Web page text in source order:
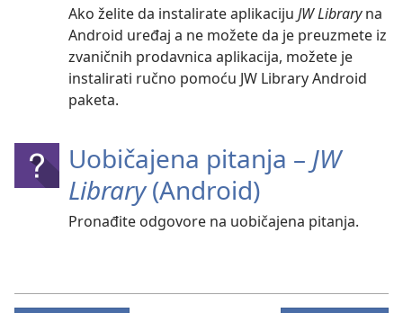
Ako želite da instalirate aplikaciju JW Libraryna
Android uređaj a ne možete da je preuzmete iz
zvaničnih prodavnica aplikacija, možete je
instalirati ručno pomoću JW Library Android
paketa.
Uobičajena pitanja – JW
Library(Android)
Pronađite odgovore na uobičajena pitanja.